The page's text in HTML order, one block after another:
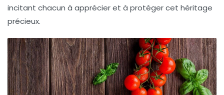
incitant chacun à apprécier et à protéger cet héritage
précieux.